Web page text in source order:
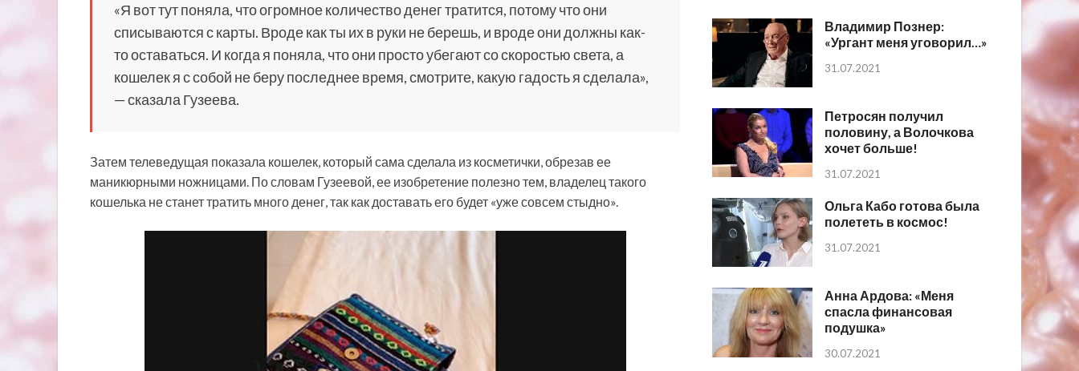
«Я вот тут поняла, что огромноеколичество денег тратится, потому что они
списываются с карты. Вроде как ты их в руки не берешь, и вроде они должны как-
то оставаться. И когда я поняла, что они просто убегают со скоростью света, а
кошелек я с собой не беру последнее время, смотрите, какую гадость я сделала»,
— сказала Гузеева.
Затем телеведущая показала кошелек, который сама сделала из косметички, обрезав ее
маникюрными ножницами. По словам Гузеевой, ее изобретение полезно тем, владелец такого
кошелька не станет тратить много денег, так как доставать его будет «уже совсем стыдно».
Владимир Познер:
«Ургант меня уговорил…»
31.07.2021
Петросян получил
половину, а Волочкова
хочет больше!
31.07.2021
Ольга Кабо готова была
полететь в космос!
31.07.2021
Анна Ардова: «Меня
спасла финансовая
подушка»
30.07.2021